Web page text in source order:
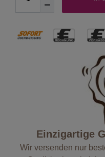
Einzigartige
Wir versenden nur